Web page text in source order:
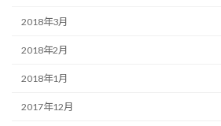
2018年3月
2018年2月
2018年1月
2017年12月